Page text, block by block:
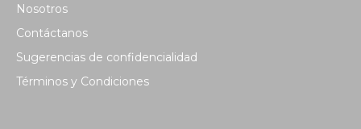
Nosotros
Contáctanos
Sugerencias de confidencialidad
Términos y Condiciones